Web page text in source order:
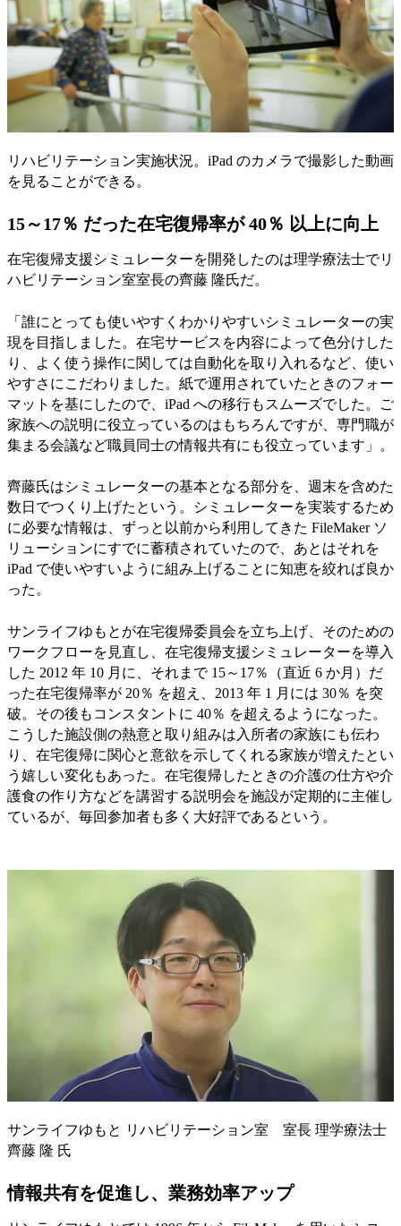
リハビリテーション実施状況。iPad のカメラで撮影した動画
を見ることができる。
15～17％ だった在宅復帰率が 40％ 以上に向上
在宅復帰支援シミュレーターを開発したのは理学療法士でリ
ハビリテーション室室長の齊藤 隆氏だ。
「誰にとっても使いやすくわかりやすいシミュレーターの実
現を目指しました。在宅サービスを内容によって色分けした
り、よく使う操作に関しては自動化を取り入れるなど、使い
やすさにこだわりました。紙で運用されていたときのフォー
マットを基にしたので、iPad への移行もスムーズでした。ご
家族への説明に役立っているのはもちろんですが、専門職が
集まる会議など職員同士の情報共有にも役立っています」。
齊藤氏はシミュレーターの基本となる部分を、週末を含めた
数日でつくり上げたという。シミュレーターを実装するため
に必要な情報は、ずっと以前から利用してきた FileMaker ソ
リューションにすでに蓄積されていたので、あとはそれを
iPad で使いやすいように組み上げることに知恵を絞れば良か
った。
サンライフゆもとが在宅復帰委員会を立ち上げ、そのための
ワークフローを見直し、在宅復帰支援シミュレーターを導入
した 2012 年 10 月に、それまで 15～17％（直近 6 か月）だ
った在宅復帰率が 20％ を超え、2013 年 1 月には 30％ を突
破。その後もコンスタントに 40％ を超えるようになった。
こうした施設側の熱意と取り組みは入所者の家族にも伝わ
り、在宅復帰に関心と意欲を示してくれる家族が増えたとい
う嬉しい変化もあった。在宅復帰したときの介護の仕方や介
護食の作り方などを講習する説明会を施設が定期的に主催し
ているが、毎回参加者も多く大好評であるという。
サンライフゆもと リハビリテーション室 室長 理学療法士
齊藤 隆 氏
情報共有を促進し、業務効率アップ